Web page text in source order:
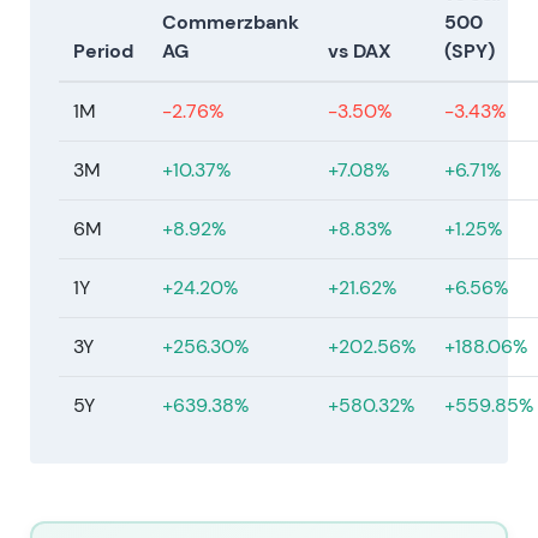
ihr erstes Aktienrückkaufprogramm ab und
berichtet starke Halbjahreszahlen
wurden kleinere zusätzliche mBank-
höhere Gewinnerwartungen für 2023
Einordnung:Governance-Erneuerung und die
Aktienrückkäufe stärkten das
signalisierten, dass das Management von der
überzeugt ist.
Period
Commerzbank
AG
vs DAX
500
(SPY)
1M -2.76% -3.50% -3.43%
3M +10.37% +7.08% +6.71%
6M +8.92% +8.83% +1.25%
1Y +24.20% +21.62% +6.56%
3Y +256.30% +202.56% +188.06%
5Y +639.38% +580.32% +559.85%